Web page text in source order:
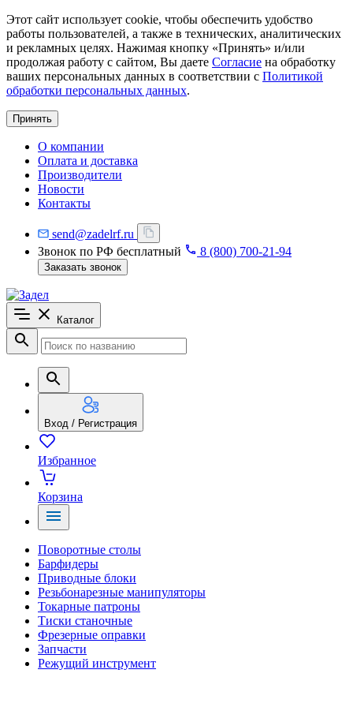
Этот сайт использует cookie, чтобы обеспечить удобство
работы пользователей, а также в технических, аналитических
и рекламных целях. Нажимая кнопку «Принять» и/или
продолжая работу с сайтом, Вы даете Согласие на обработку
ваших персональных данных в соответствии с Политикой
обработки персональных данных.
Принять
О компании
Оплата и доставка
Производители
Новости
Контакты
send@zadelrf.ru
Звонок по РФ бесплатный
8 (800) 700-21-94
Заказать звонок
Каталог
Вход / Регистрация
Избранное
Корзина
Поворотные столы
Барфидеры
Приводные блоки
Резьбонарезные манипуляторы
Токарные патроны
Тиски станочные
Фрезерные оправки
Запчасти
Режущий инструмент